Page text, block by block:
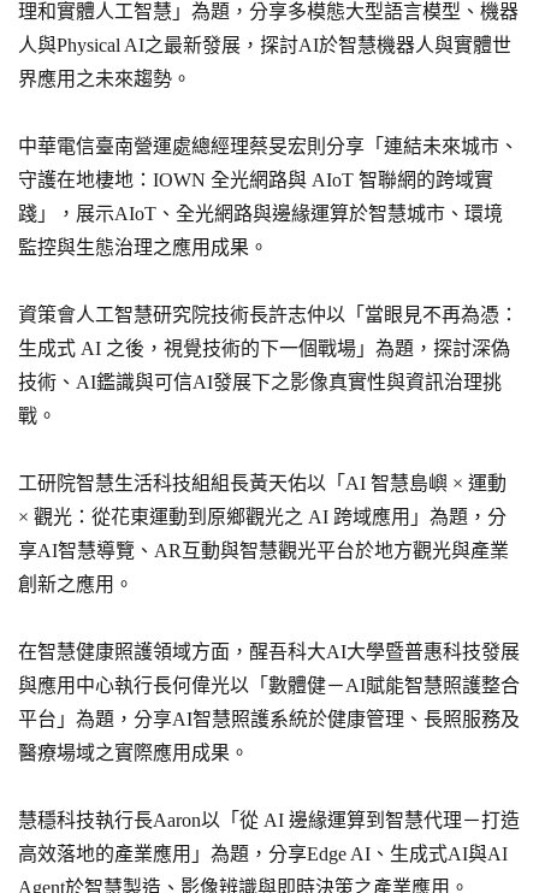
理和實體人工智慧」為題，分享多模態大型語言模型、機器
人與Physical AI之最新發展，探討AI於智慧機器人與實體世
界應用之未來趨勢。
中華電信臺南營運處總經理蔡旻宏則分享「連結未來城市、
守護在地棲地：IOWN 全光網路與 AIoT 智聯網的跨域實
踐」，展示AIoT、全光網路與邊緣運算於智慧城市、環境
監控與生態治理之應用成果。
資策會人工智慧研究院技術長許志仲以「當眼見不再為憑：
生成式 AI 之後，視覺技術的下一個戰場」為題，探討深偽
技術、AI鑑識與可信AI發展下之影像真實性與資訊治理挑
戰。
工研院智慧生活科技組組長黃天佑以「AI 智慧島嶼 × 運動
× 觀光：從花東運動到原鄉觀光之 AI 跨域應用」為題，分
享AI智慧導覽、AR互動與智慧觀光平台於地方觀光與產業
創新之應用。
在智慧健康照護領域方面，醒吾科大AI大學暨普惠科技發展
與應用中心執行長何偉光以「數體健－AI賦能智慧照護整合
平台」為題，分享AI智慧照護系統於健康管理、長照服務及
醫療場域之實際應用成果。
慧穩科技執行長Aaron以「從 AI 邊緣運算到智慧代理－打造
高效落地的產業應用」為題，分享Edge AI、生成式AI與AI
Agent於智慧製造、影像辨識與即時決策之產業應用。